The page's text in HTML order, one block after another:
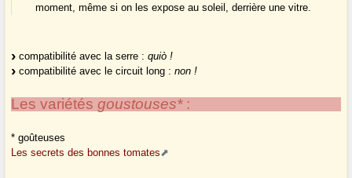
moment, même si on les expose au soleil, derrière une vitre.
compatibilité avec la serre :quiò !
compatibilité avec le circuit long :non !
Les variétésgoustouses*:
* goûteuses
Les secrets des bonnes tomates